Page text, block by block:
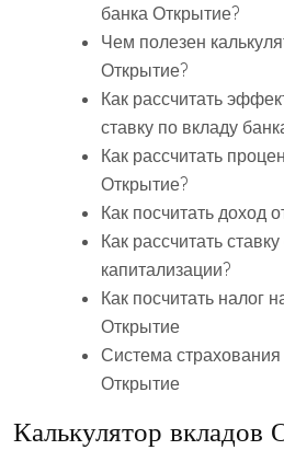
банка Открытие?
Чем полезен
Открытие?
Как рассчитать
ставку по вкладу
Как рассчитать
Открытие?
Как посчитать доход
Как рассчитать
капитализации?
Как посчитать налог
Открытие
Система
Открытие
Калькулятор вкладов